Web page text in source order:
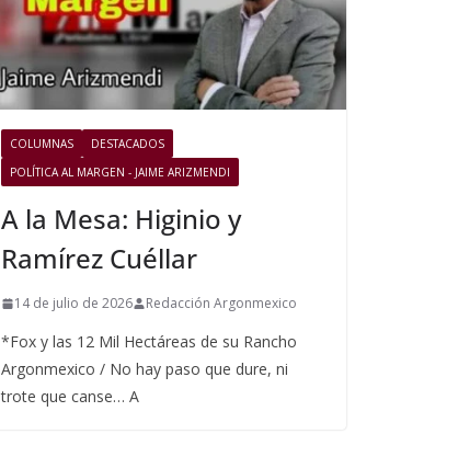
COLUMNAS
DESTACADOS
POLÍTICA AL MARGEN - JAIME ARIZMENDI
A la Mesa: Higinio y
Ramírez Cuéllar
14 de julio de 2026 Redacción Argonmexico
*Fox y las 12 Mil Hectáreas de su Rancho
Argonmexico / No hay paso que dure, ni
trote que canse… A